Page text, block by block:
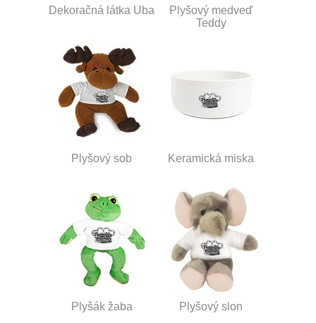
Dekoračná látka Uba
Plyšový medveď
Teddy
Plyšový sob Keramická miska
Plyšák žaba Plyšový slon